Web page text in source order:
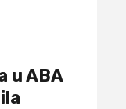
u ABA